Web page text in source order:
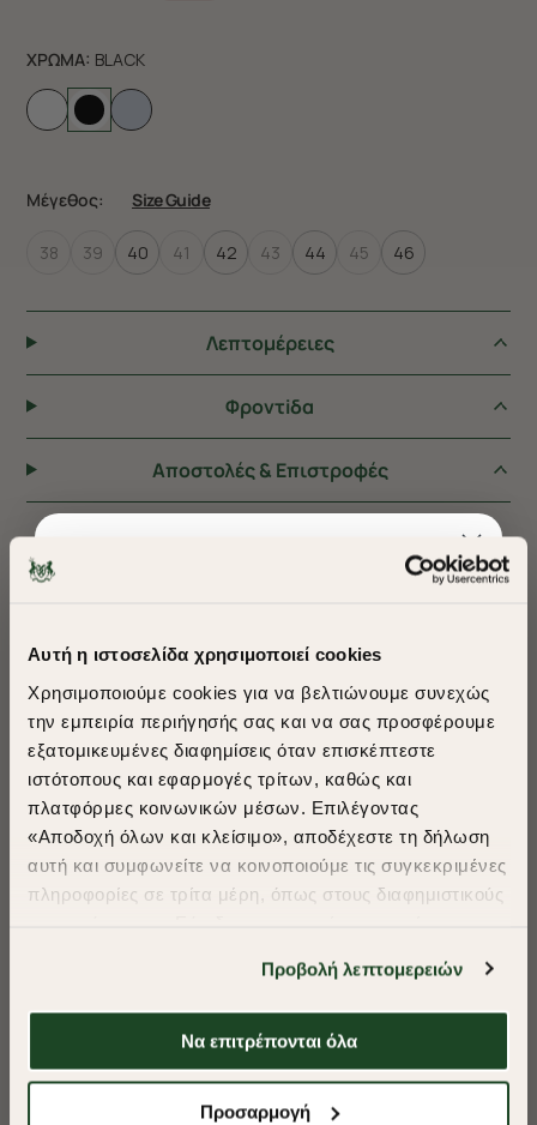
Αυτή η ιστοσελίδα χρησιμοποιεί cookies
Χρησιμοποιούμε cookies για να βελτιώνουμε συνεχώς
την εμπειρία περιήγησής σας και να σας προσφέρουμε
εξατομικευμένες διαφημίσεις όταν επισκέπτεστε
ιστότοπους και εφαρμογές τρίτων, καθώς και
πλατφόρμες κοινωνικών μέσων. Επιλέγοντας
«Αποδοχή όλων και κλείσιμο», αποδέχεστε τη δήλωση
αυτή και συμφωνείτε να κοινοποιούμε τις συγκεκριμένες
πληροφορίες σε τρίτα μέρη, όπως στους διαφημιστικούς
απαιτούμενα cookies» και θα περιοριστούμε
στα cookies και τις τεχνολογίες που είναι απολύτως
απαραίτητα για την ασφαλή απόδοση και
λειτουργικότητα της ιστοσελίδας μας. Ωστόσο, λάβετε
Προβολή λεπτομερειών
Να επιτρέπονται όλα
Προσαρμογή
ΧΡΩΜΑ: BLACK
Μέγεθος: Size Guide
38 39 40 41 42 43 44 45 46
Λεπτομέρειες
Φροντiδα
Αποστολές & Επιστροφές
-40% -40%
​
A Season of Style
SUMMER SALE
Shop Now